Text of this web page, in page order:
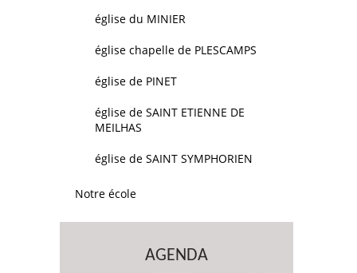
église du MINIER
église chapelle de PLESCAMPS
église de PINET
église de SAINT ETIENNE DE
MEILHAS
église de SAINT SYMPHORIEN
Notre école
AGENDA